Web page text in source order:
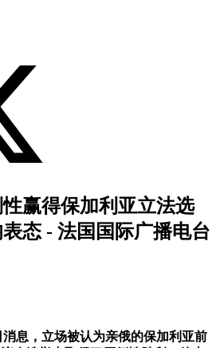
赢得保加利亚立法选
态 - 法国国际广播电台
息，立场被认为亲俄的保加利亚前